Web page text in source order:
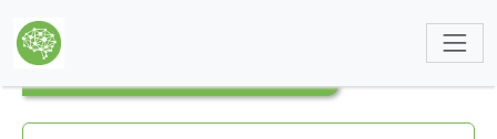
TECZKA UCZESTNIKA